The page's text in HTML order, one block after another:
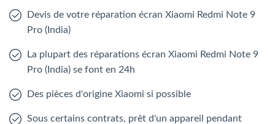
Devis de votre réparation écran Xiaomi Redmi Note 9
Pro (India)
La plupart des réparations écran Xiaomi Redmi Note 9
Pro (India) se font en 24h
Des pièces d'origine Xiaomi si possible
Sous certains contrats, prêt d'un appareil pendant